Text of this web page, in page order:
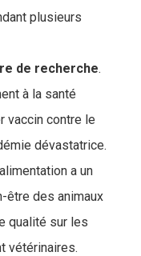
plusieurs
de recherche.
à la santé
vaccin contre le
dévastatrice.
a un
être des animaux
qualité sur les
vétérinaires.